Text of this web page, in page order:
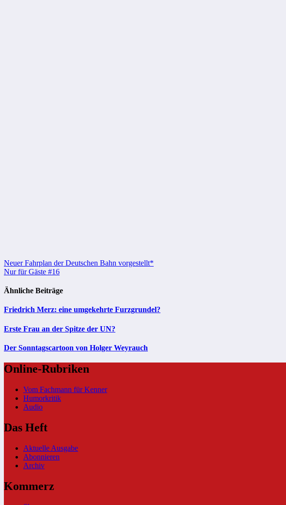
Beitragsnavigation
Neuer Fahrplan der Deutschen Bahn vorgestellt*
Nur für Gäste #16
Ähnliche Beiträge
Friedrich Merz: eine umgekehrte Furzgrundel?
Erste Frau an der Spitze der UN?
Der Sonntagscartoon von Holger Weyrauch
Online-Rubriken
Vom Fachmann für Kenner
Humorkritik
Audio
Das Heft
Aktuelle Ausgabe
Abonnieren
Archiv
Kommerz